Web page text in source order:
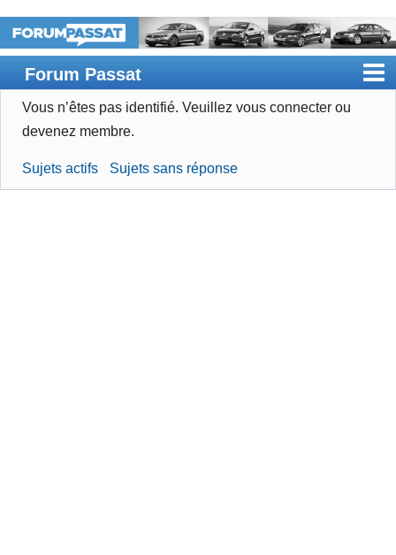
Forum Passat
Accueil
Devenir membre
Vous n’êtes pas identifié. Veuillez vous connecter ou
devenez membre.
Sujets actifs Sujets sans réponse